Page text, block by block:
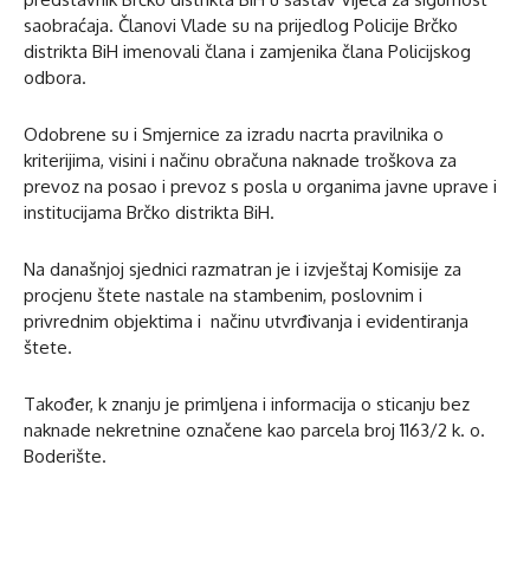
saobraćaja. Članovi Vlade su na prijedlog Policije Brčko
distrikta BiH imenovali člana i zamjenika člana Policijskog
odbora.
Odobrene su i Smjernice za izradu nacrta pravilnika o
kriterijima, visini i načinu obračuna naknade troškova za
prevoz na posao i prevoz s posla u organima javne uprave i
institucijama Brčko distrikta BiH.
Na današnjoj sjednici razmatran je i izvještaj Komisije za
procjenu štete nastale na stambenim, poslovnim i
privrednim objektima i načinu utvrđivanja i evidentiranja
štete.
Također, k znanju je primljena i informacija o sticanju bez
naknade nekretnine označene kao parcela broj 1163/2 k. o.
Boderište.